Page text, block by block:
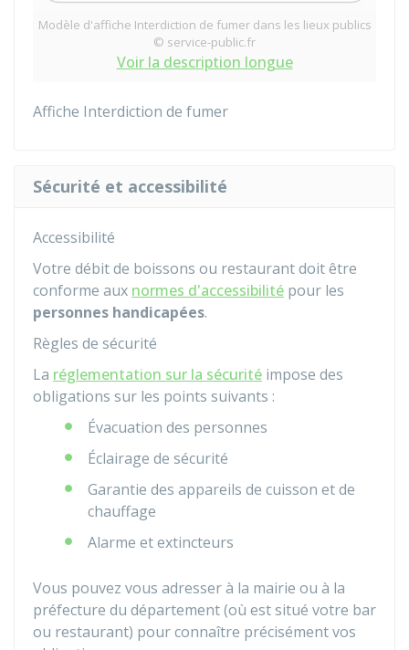
Modèle d'affiche Interdiction de fumer dans les lieux publics
© service-public.fr
Voir la description longue
Affiche Interdiction de fumer
Sécurité et accessibilité
Accessibilité
Votre débit de boissons ou restaurant doit être
conforme aux normes d'accessibilité pour les
personnes handicapées.
Règles de sécurité
La réglementation sur la sécurité impose des
obligations sur les points suivants :
Évacuation des personnes
Éclairage de sécurité
Garantie des appareils de cuisson et de
chauffage
Alarme et extincteurs
Vous pouvez vous adresser à la mairie ou à la
préfecture du département (où est situé votre bar
ou restaurant) pour connaître précisément vos